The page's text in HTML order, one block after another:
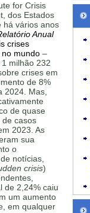
for Crisis
dos Estados
há vários anos
Anual
crises
mundo –
milhão 232
crises em
de 8%
2024. Mas,
de quase
de casos
2023. As
sua
o
notícias,
crisis)
de 2,24% caiu
um aumento
em qualquer